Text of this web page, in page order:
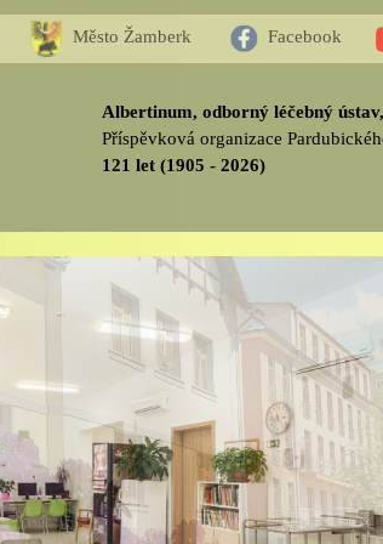
Město Žamberk Facebook
Albertinum, odborný léčebný
Příspěvková organizace
121 let (1905 - 2026)